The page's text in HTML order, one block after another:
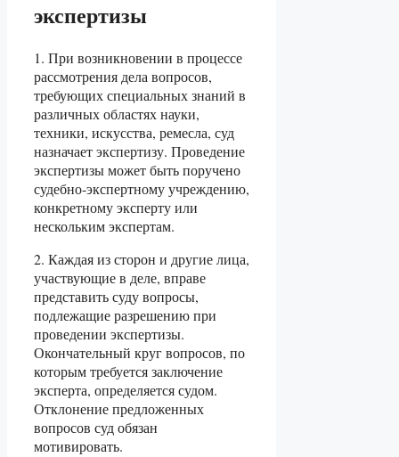
экспертизы
1. При возникновении в процессе
рассмотрения дела вопросов,
требующих специальных знаний в
различных областях науки,
техники, искусства, ремесла, суд
назначает экспертизу. Проведение
экспертизы может быть поручено
судебно-экспертному учреждению,
конкретному эксперту или
нескольким экспертам.
2. Каждая из сторон и другие лица,
участвующие в деле, вправе
представить суду вопросы,
подлежащие разрешению при
проведении экспертизы.
Окончательный круг вопросов, по
которым требуется заключение
эксперта, определяется судом.
Отклонение предложенных
вопросов суд обязан
мотивировать.